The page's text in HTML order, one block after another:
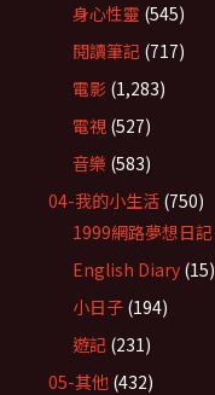
身心性靈 (545)
閱讀筆記 (717)
電影 (1,283)
電視 (527)
音樂 (583)
04-我的小生活 (750)
1999網路夢想日記
English Diary (15)
小日子 (194)
遊記 (231)
05-其他 (432)